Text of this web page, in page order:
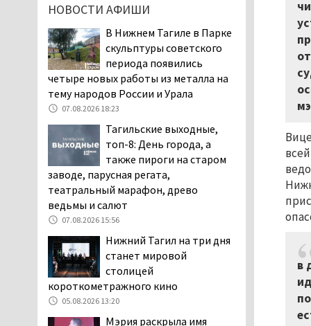
в
«Евро-5». Это опасно для здоровья и
повышает износ автомобиля
06.08.2026 13:53
В Детской городской
больнице № 3 Нижнего
Тагила опровергли
обвинения родителей, которые
заявили, что их дочь в палате
покусала бельевая вошь
06.08.2026 13:02
В Нижнем Тагиле на три
дня запретят
электросамокаты
06.08.2026 11:41
«Я уверен, это бельевая
вошь». Родители 10-
летней девочки
пожаловались на кровососущих
паразитов, которые искусали их
ребёнка в детской больнице
НОВОСТИ АФИШИ
В Нижнем Тагиле в Парке
скульптуры советского
периода появились
четыре новых работы из металла на
тему народов России и Урала
07.08.2026 18:23
Тагильские выходные,
топ-8: День города, а
также пироги на старом
заводе, парусная регата,
театральный марафон, древо
ведьмы и салют
07.08.2026 15:56
Нижний Тагил на три дня
станет мировой
столицей
короткометражного кино
05.08.2026 13:20
Мэрия раскрыла имя